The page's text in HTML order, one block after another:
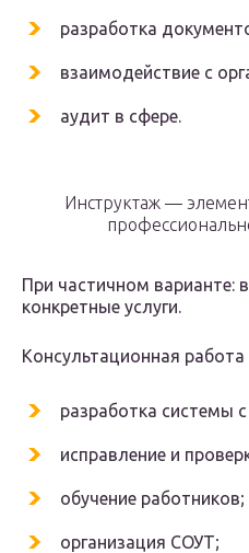
разработка
взаимодействие с
аудит в сфере.
Инструктаж —
При частичном варианте:
конкретные услуги.
Консультационная
разработка системы
исправление и
обучение работников;
организация СОУТ;